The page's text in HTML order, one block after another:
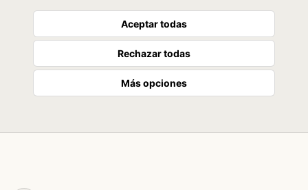
Aceptar todas
Rechazar todas
Más opciones